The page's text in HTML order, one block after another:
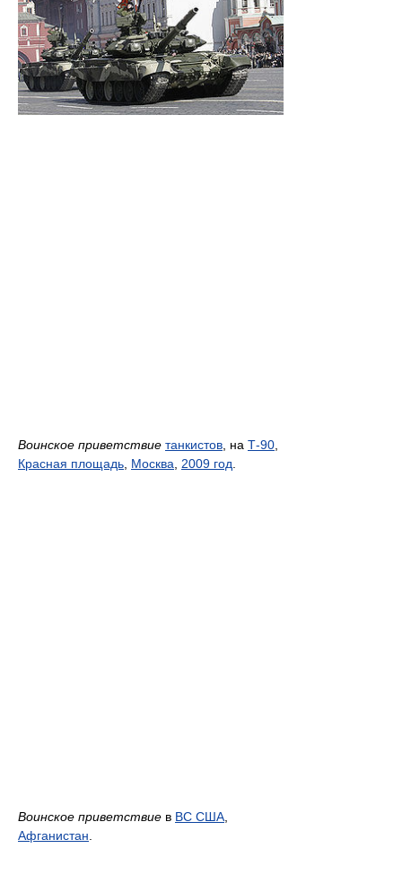
Воинское приветствие танкистов , на Т-90
Красная площадь Москва 2009 год
Воинское приветствие в ВС США
Афганистан